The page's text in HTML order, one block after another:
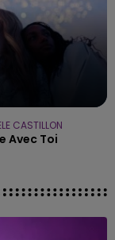
CASTILLON
Avec Toi